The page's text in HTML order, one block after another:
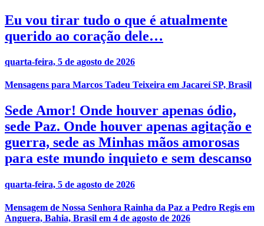
Eu vou tirar tudo o que é atualmente
querido ao coração dele…
quarta-feira, 5 de agosto de 2026
Mensagens para Marcos Tadeu Teixeira em Jacareí SP, Brasil
Sede Amor! Onde houver apenas ódio,
sede Paz. Onde houver apenas agitação e
guerra, sede as Minhas mãos amorosas
para este mundo inquieto e sem descanso
quarta-feira, 5 de agosto de 2026
Mensagem de Nossa Senhora Rainha da Paz a Pedro Regis em
Anguera, Bahia, Brasil em 4 de agosto de 2026